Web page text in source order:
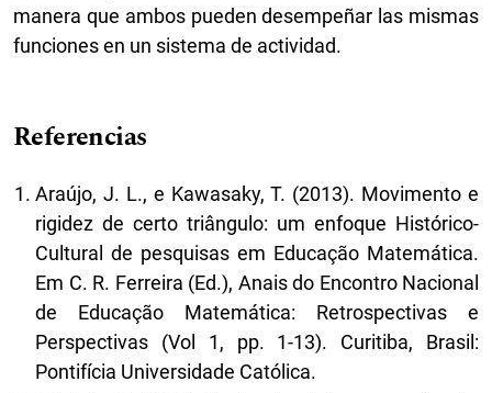
manera que ambos pueden desempeñar las mismas
funciones en un sistema de actividad.
Referencias
Araújo, J. L., e Kawasaky, T. (2013). Movimento e
rigidez de certo triângulo: um enfoque Histórico-
Cultural de pesquisas em Educação Matemática.
Em C. R. Ferreira (Ed.), Anais do Encontro Nacional
de Educação Matemática: Retrospectivas e
Perspectivas (Vol 1, pp. 1-13). Curitiba, Brasil:
Pontifícia Universidade Católica.